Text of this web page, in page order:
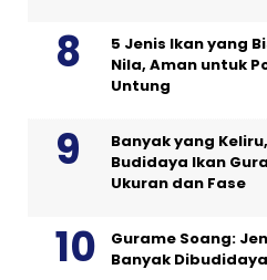
5 Jenis Ikan yang
Nila, Aman untuk
Untung
Banyak yang
Budidaya Ikan
Ukuran dan Fase
Gurame Soang:
Banyak